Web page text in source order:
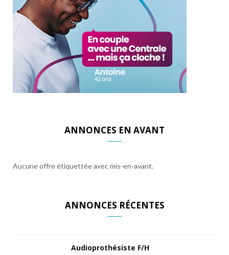
ANNONCES EN AVANT
Aucune offre étiquettée avec mis-en-avant.
ANNONCES RÉCENTES
Audioprothésiste F/H